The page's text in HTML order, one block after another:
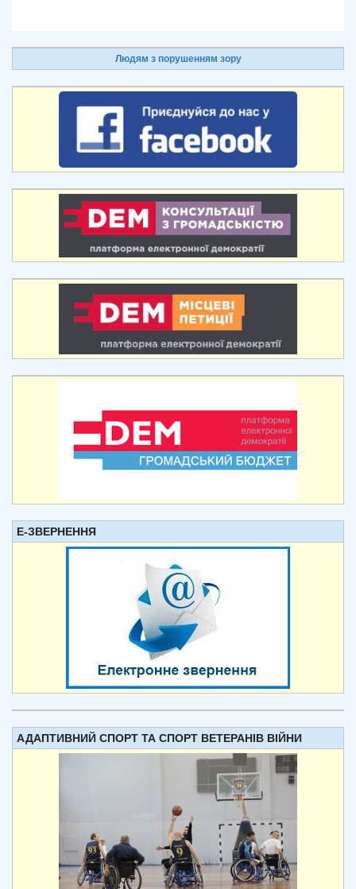
Людям з порушенням зору
Е-ЗВЕРНЕННЯ
АДАПТИВНИЙ СПОРТ ТА СПОРТ ВЕТЕРАНІВ ВІЙНИ